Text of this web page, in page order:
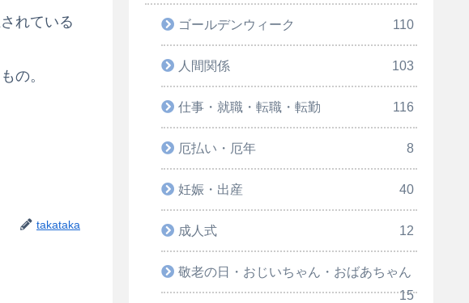
れている
の。
takataka
ゴールデンウィーク 110
人間関係 103
仕事・就職・転職・転勤 116
厄払い・厄年 8
妊娠・出産 40
成人式 12
敬老の日・おじいちゃん・おばあちゃん
15